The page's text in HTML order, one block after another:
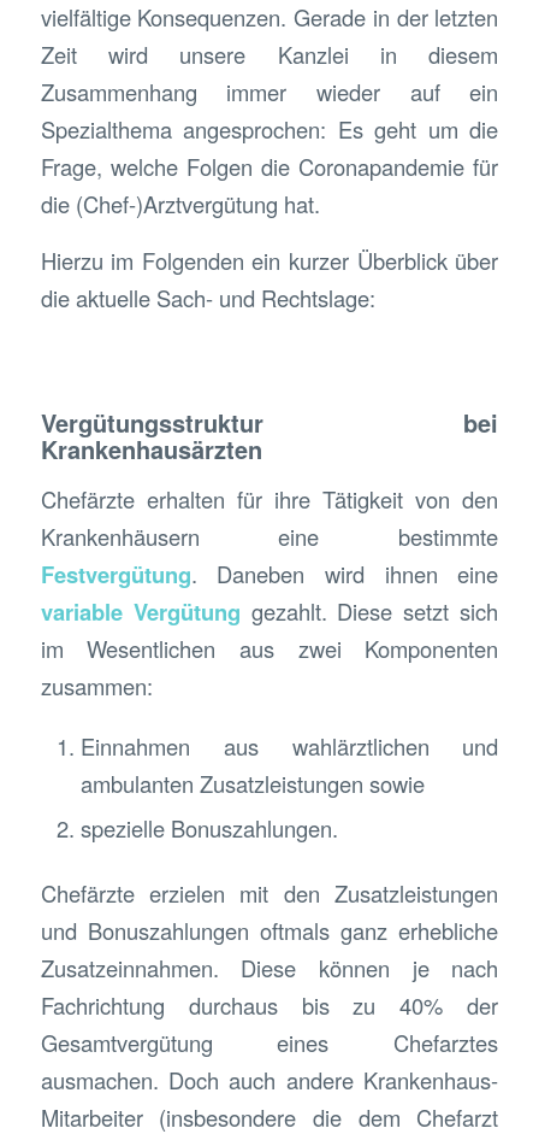
vielfältige Konsequenzen. Gerade in der letzten
Zeit wird unsere Kanzlei in diesem
Zusammenhang immer wieder auf ein
Spezialthema angesprochen: Es geht um die
Frage, welche Folgen die Coronapandemie für
die (Chef-)Arztvergütung hat.
Hierzu im Folgenden ein kurzer Überblick über
die aktuelle Sach- und Rechtslage:
Vergütungsstruktur bei
Krankenhausärzten
Chefärzte erhalten für ihre Tätigkeit von den
Krankenhäusern eine bestimmte
Festvergütung. Daneben wird ihnen eine
variable Vergütung gezahlt. Diese setzt sich
im Wesentlichen aus zwei Komponenten
zusammen:
Einnahmen aus wahlärztlichen und
ambulanten Zusatzleistungen sowie
spezielle Bonuszahlungen.
Chefärzte erzielen mit den Zusatzleistungen
und Bonuszahlungen oftmals ganz erhebliche
Zusatzeinnahmen. Diese können je nach
Fachrichtung durchaus bis zu 40% der
Gesamtvergütung eines Chefarztes
ausmachen. Doch auch andere Krankenhaus-
Mitarbeiter (insbesondere die dem Chefarzt